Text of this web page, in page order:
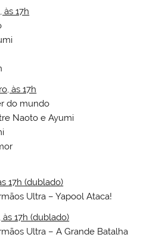
17h
às 17h
do mundo
Naoto e Ayumi
17h (dublado)
Ultra – Yapool Ataca!
17h (dublado)
Ultra – A Grande Batalha